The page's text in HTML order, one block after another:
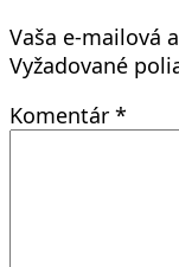
Vaša e-mailová
Vyžadované
Komentár *